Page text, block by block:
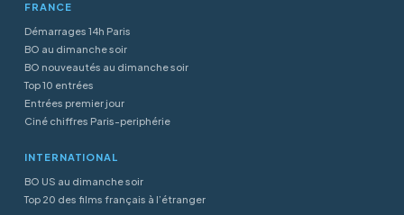
FRANCE
Démarrages 14h Paris
BO au dimanche soir
BO nouveautés au dimanche soir
Top 10 entrées
Entrées premier jour
Ciné chiffres Paris-periphérie
INTERNATIONAL
BO US au dimanche soir
Top 20 des films français à l’étranger